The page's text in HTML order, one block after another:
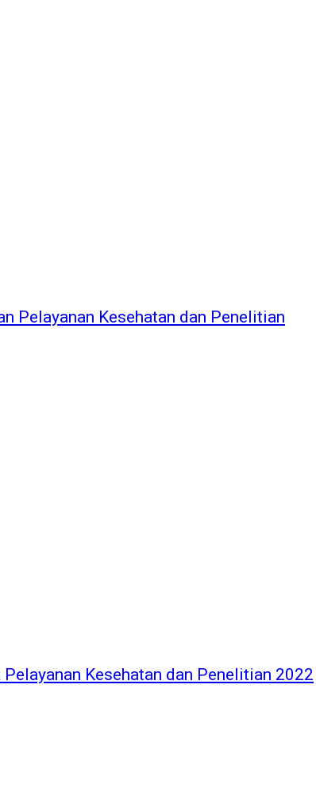
Pelayanan Kesehatan dan Penelitian
Pelayanan Kesehatan dan Penelitian 2022